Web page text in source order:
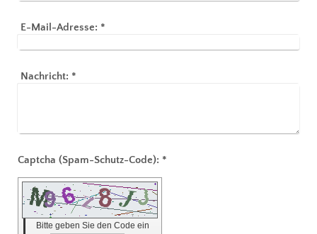
E-Mail-Adresse: *
Nachricht: *
Captcha (Spam-Schutz-Code): *
Bitte geben Sie den Code ein